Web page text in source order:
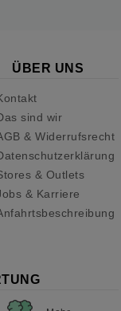
ÜBER UNS
sind wir
& Widerrufsrecht
& Outlets
& Karriere